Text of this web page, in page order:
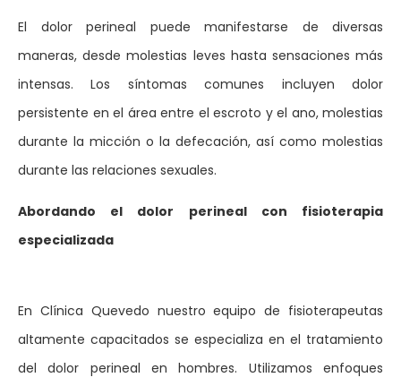
El dolor perineal puede manifestarse de diversas
maneras, desde molestias leves hasta sensaciones más
intensas. Los síntomas comunes incluyen dolor
persistente en el área entre el escroto y el ano, molestias
durante la micción o la defecación, así como molestias
durante las relaciones sexuales.
Abordando el dolor perineal con fisioterapia
especializada
En Clínica Quevedo nuestro equipo de fisioterapeutas
altamente capacitados se especializa en el tratamiento
del dolor perineal en hombres. Utilizamos enfoques